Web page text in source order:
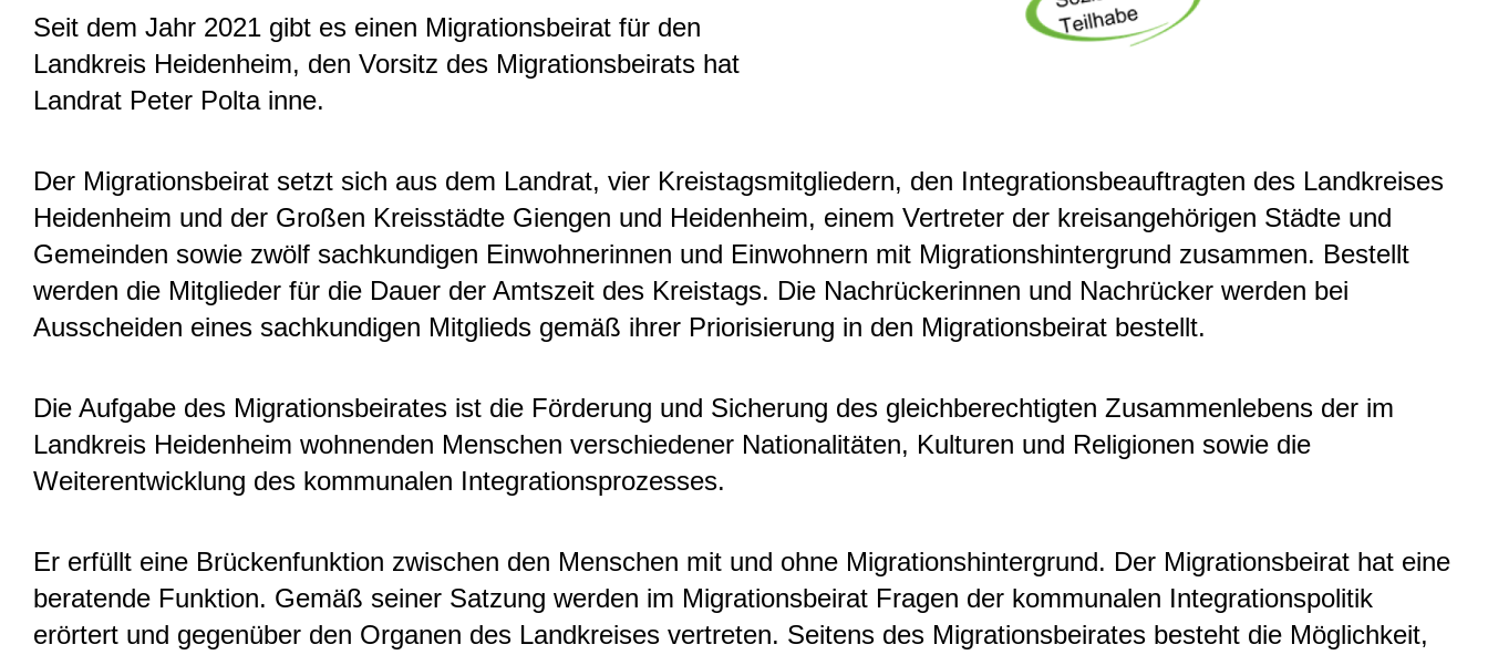
Seit dem Jahr 2021 gibt es einen Migrationsbeirat für den
Landkreis Heidenheim, den Vorsitz des Migrationsbeirats hat
Landrat Peter Polta inne.
Der Migrationsbeirat setzt sich aus dem Landrat, vier Kreistagsmitgliedern, den Integrationsbeauftragten des Landkreises
Heidenheim und der Großen Kreisstädte Giengen und Heidenheim, einem Vertreter der kreisangehörigen Städte und
Gemeinden sowie zwölf sachkundigen Einwohnerinnen und Einwohnern mit Migrationshintergrund zusammen. Bestellt
werden die Mitglieder für die Dauer der Amtszeit des Kreistags. Die Nachrückerinnen und Nachrücker werden bei
Ausscheiden eines sachkundigen Mitglieds gemäß ihrer Priorisierung in den Migrationsbeirat bestellt.
Die Aufgabe des Migrationsbeirates ist die Förderung und Sicherung des gleichberechtigten Zusammenlebens der im
Landkreis Heidenheim wohnenden Menschen verschiedener Nationalitäten, Kulturen und Religionen sowie die
Weiterentwicklung des kommunalen Integrationsprozesses.
Er erfüllt eine Brückenfunktion zwischen den Menschen mit und ohne Migrationshintergrund. Der Migrationsbeirat hat eine
beratende Funktion. Gemäß seiner Satzung werden im Migrationsbeirat Fragen der kommunalen Integrationspolitik
erörtert und gegenüber den Organen des Landkreises vertreten. Seitens des Migrationsbeirates besteht die Möglichkeit,